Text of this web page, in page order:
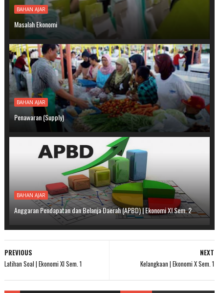
BAHAN AJAR
Masalah Ekonomi
BAHAN AJAR
Penawaran (Supply)
BAHAN AJAR
Anggaran Pendapatan dan Belanja Daerah (APBD) | Ekonomi XI Sem. 2
NEXT
Kelangkaan | Ekonomi X Sem. 1
PREVIOUS
Latihan Soal | Ekonomi XI Sem. 1